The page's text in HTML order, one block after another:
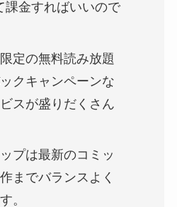
課金すればいいので
定の無料読み放題
クキャンペーンな
スが盛りだくさん
プは最新のコミッ
までバランスよく
。